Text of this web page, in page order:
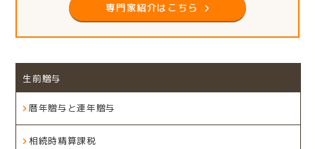
専門家紹介はこちら
生前贈与
暦年贈与と連年贈与
相続時精算課税